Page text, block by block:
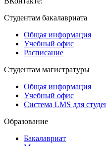
Студентам бакалавриата
Общая информация
Учебный офис
Расписание
Студентам магистратуры
Общая информация
Учебный офис
Система LMS для
Образование
Бакалавриат